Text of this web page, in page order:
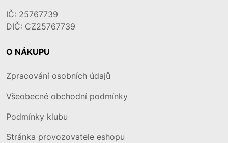
IČ: 25767739
DIČ: CZ25767739
O NÁKUPU
Zpracování osobních údajů
Všeobecné obchodní podmínky
Podmínky klubu
Stránka provozovatele eshopu